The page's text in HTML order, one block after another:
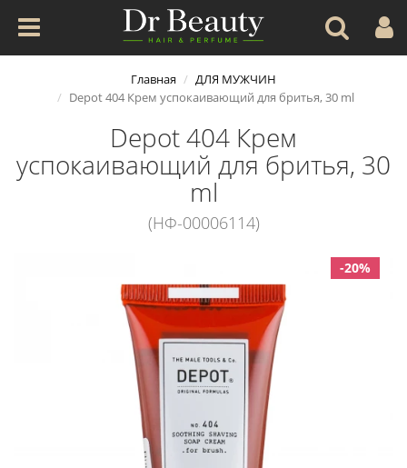
Главная
ДЛЯ МУЖЧИН
Depot 404 Крем успокаивающий для бритья, 30 ml
Depot 404 Крем
успокаивающий для бритья, 30
ml
(НФ-00006114)
-20%